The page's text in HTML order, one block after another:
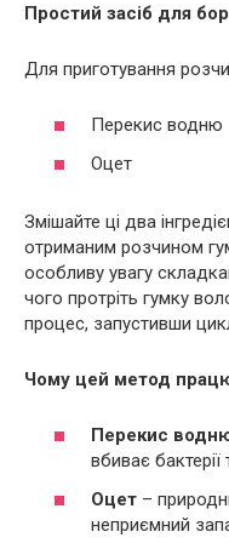
Простий засіб для
Для приготування
Перекис водню
Оцет
Змішайте ці два
отриманим розчином
особливу увагу
чого протріть гумку
процес, запустивши
Чому цей метод
Перекис
вбиває бактерії
Оцет –
неприємний